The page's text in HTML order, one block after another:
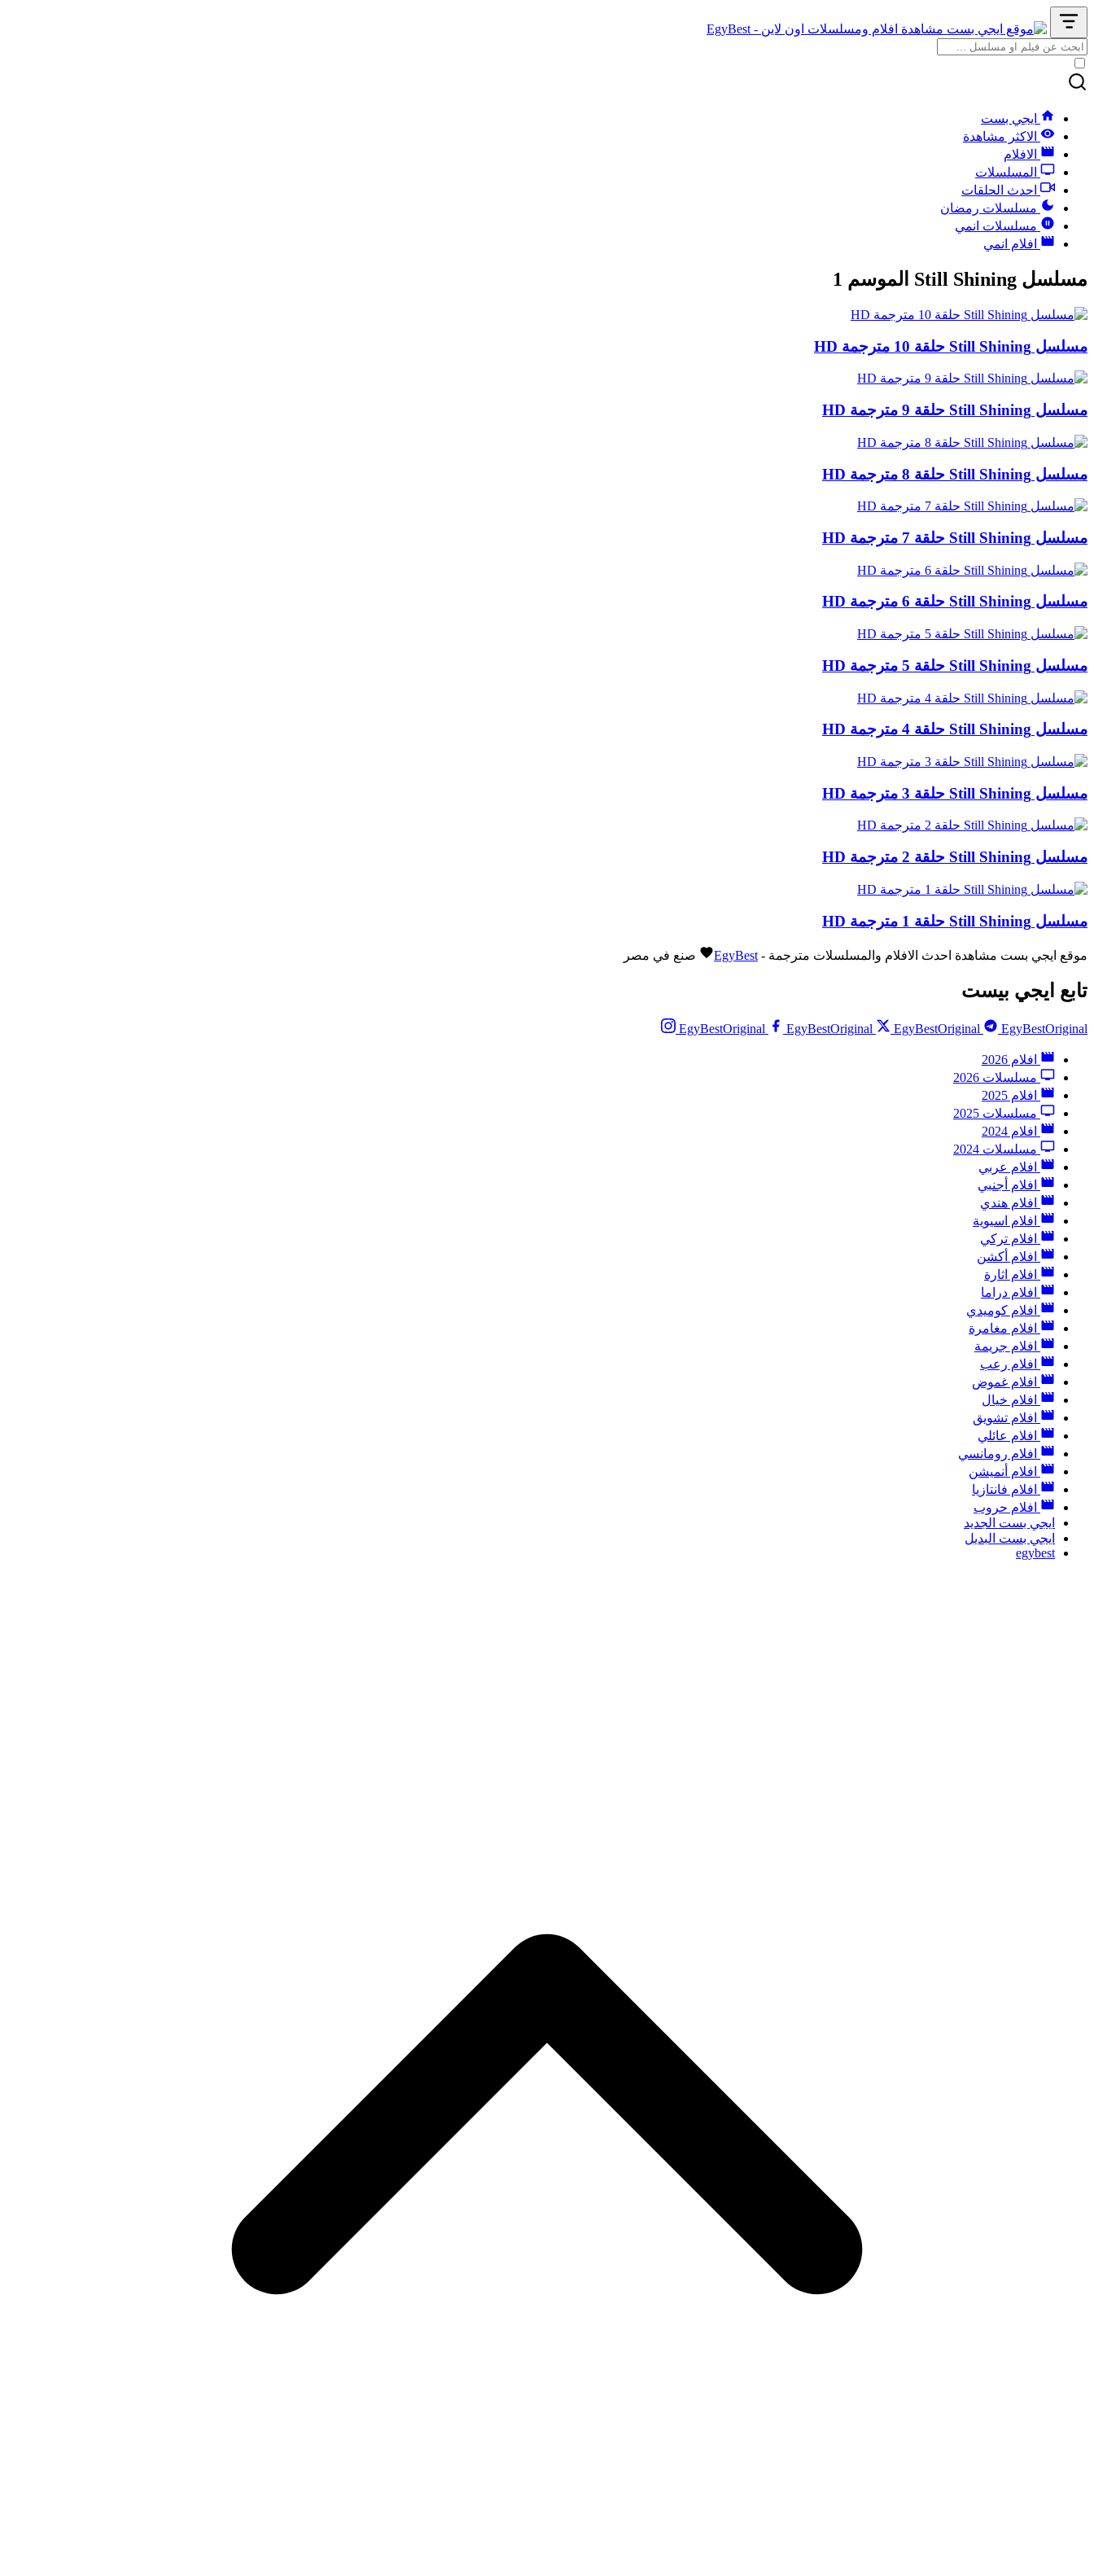
ايجي بست
الاكثر مشاهدة
الافلام
المسلسلات
احدث الحلقات
مسلسلات رمضان
مسلسلات انمي
افلام انمي
مسلسل Still Shining الموسم 1
مسلسل Still Shining حلقة 10 مترجمة HD
مسلسل Still Shining حلقة 9 مترجمة HD
مسلسل Still Shining حلقة 8 مترجمة HD
مسلسل Still Shining حلقة 7 مترجمة HD
مسلسل Still Shining حلقة 6 مترجمة HD
مسلسل Still Shining حلقة 5 مترجمة HD
مسلسل Still Shining حلقة 4 مترجمة HD
مسلسل Still Shining حلقة 3 مترجمة HD
مسلسل Still Shining حلقة 2 مترجمة HD
مسلسل Still Shining حلقة 1 مترجمة HD
موقع ايجي بست مشاهدة احدث الافلام والمسلسلات مترجمة - EgyBest صنع في مصر
تابع ايجي بيست
EgyBestOriginal EgyBestOriginal EgyBestOriginal EgyBestOriginal
افلام 2026
مسلسلات 2026
افلام 2025
مسلسلات 2025
افلام 2024
مسلسلات 2024
افلام عربي
افلام أجنبي
افلام هندي
افلام اسيوية
افلام تركي
افلام أكشن
افلام اثارة
افلام دراما
افلام كوميدي
افلام مغامرة
افلام جريمة
افلام رعب
افلام غموض
افلام خيال
افلام تشويق
افلام عائلي
افلام رومانسي
افلام أنميشن
افلام فانتازيا
افلام حروب
ايجي بست الجديد
ايجي بست البديل
egybest